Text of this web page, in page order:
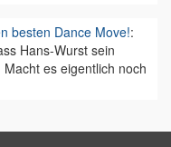
besten Dance Move!:
Hans-Wurst sein
es eigentlich noch